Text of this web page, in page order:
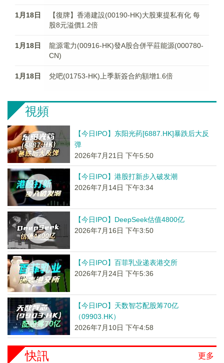
1月18日
【復牌】香港建設(00190-HK)大股東提私有化 每
股8元溢價1.2倍
1月18日
龍源電力(00916-HK)發A股合併平莊能源(000780-
CN)
1月18日 兌吧(01753-HK)上季新簽合約額增1.6倍
視頻
【今日IPO】东阳光药[6887.HK]暴跌后大反
弹
2026年7月21日 下午5:50
【今日IPO】港股打新步入破发潮
2026年7月14日 下午3:34
【今日IPO】DeepSeek估值4800亿
2026年7月16日 下午3:50
【今日IPO】百菲乳业递表港交所
2026年7月24日 下午5:36
【今日IPO】天数智芯配股筹70亿
（09903.HK）
2026年7月10日 下午4:58
更多
快訊